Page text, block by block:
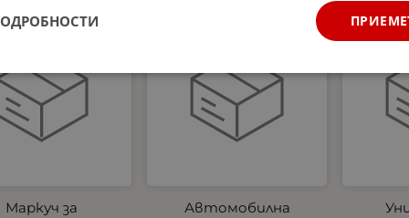
Маркуч за
Автомобилна
Нов продукт